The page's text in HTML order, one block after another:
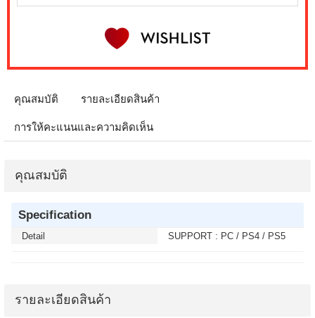
คุณสมบัติ รายละเอียดสินค้า
การให้คะแนนและความคิดเห็น
คุณสมบัติ
Specification
Detail SUPPORT : PC / PS4 / PS5
รายละเอียดสินค้า